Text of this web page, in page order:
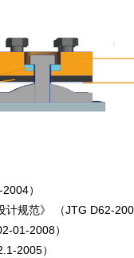
）
计规范》 （JTG D62-
01-2008）
2005）